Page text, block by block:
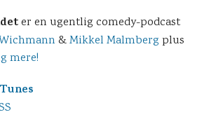
er en ugentlig comedy-podcast
&Mikkel Malmberg plus
mere!